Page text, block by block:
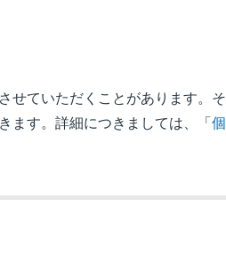
せていただくことがあります。そ
ます。詳細につきましては、「個